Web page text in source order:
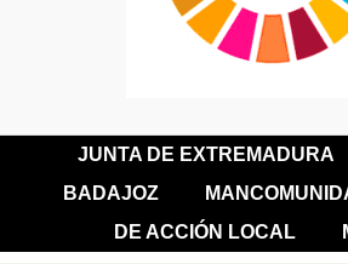
JUNTA DE EXTREMADURA
BADAJOZ
DE ACCIÓN LOCAL